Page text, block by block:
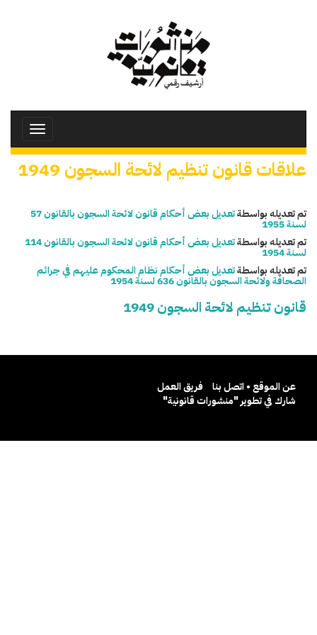
Toggle
علاقات قانون تنظيم لائحة السجون 1949
تم تعديله بواسطة تعديل بعض أحكام قانون لائحة السجون بالقانون 57
لسنة 1955
تم تعديله بواسطة
تعديل بعض أحكام قانون لائحة السجون بالقانون 114
لسنة 1954
تم تعديله بواسطةتعديل بعض أحكام نظام المحكوم عليهم في جرائم
الصحافة ولائحة السجون بالقانون 636 لسنة 1954
قانون تنظيم لائحة السجون 1949
عن الموقع • اتصل بنا
فريق العمل
شارك في تطوير "منشورات قانونية"